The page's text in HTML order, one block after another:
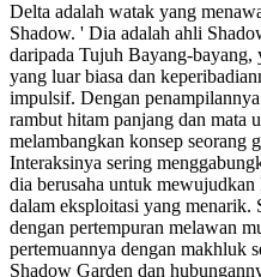
Delta adalah watak yang
Shadow. ' Dia adalah ahli
daripada Tujuh Bayang-bayang,
yang luar biasa dan
impulsif. Dengan
rambut hitam panjang dan mata
melambangkan konsep seorang
Interaksinya sering
dia berusaha untuk
dalam eksploitasi yang menarik.
dengan pertempuran melawan
pertemuannya dengan makhluk
Shadow Garden dan